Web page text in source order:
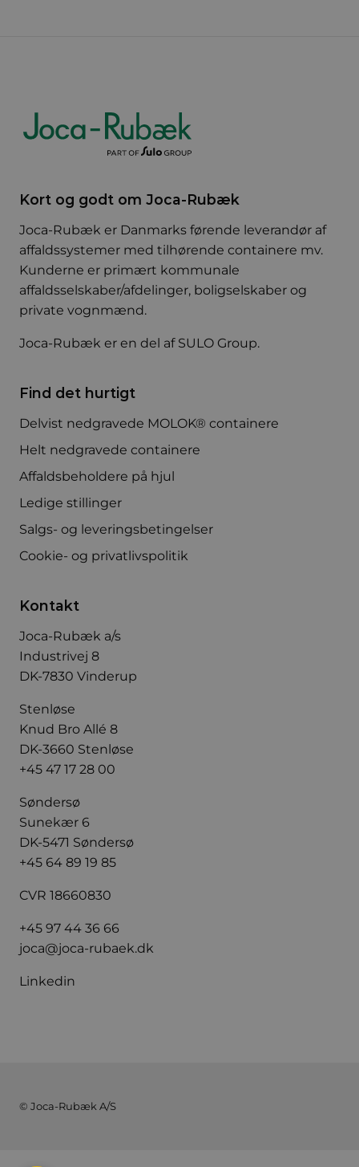
Kort og godt om Joca-Rubæk
Joca-Rubæk er Danmarks førende leverandør af
affaldssystemer med tilhørende containere mv.
Kunderne er primært kommunale
affaldsselskaber/afdelinger, boligselskaber og
private vognmænd.
Joca-Rubæk er en del af SULO Group.
Find det hurtigt
Delvist nedgravede MOLOK® containere
Helt nedgravede containere
Affaldsbeholdere på hjul
Ledige stillinger
Salgs- og leveringsbetingelser
Cookie- og privatlivspolitik
Kontakt
Joca-Rubæk a/s
Industrivej 8
DK-7830 Vinderup
Stenløse
Knud Bro Allé 8
DK-3660 Stenløse
+45 47 17 28 00
Søndersø
Sunekær 6
DK-5471 Søndersø
+45 64 89 19 85
CVR 18660830
+45 97 44 36 66
joca@joca-rubaek.dk
Linkedin
© Joca-Rubæk A/S